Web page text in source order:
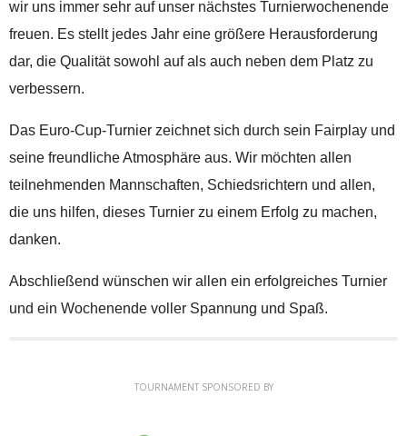
wir uns immer sehr auf unser nächstes Turnierwochenende
freuen. Es stellt jedes Jahr eine größere Herausforderung
dar, die Qualität sowohl auf als auch neben dem Platz zu
verbessern.
Das Euro-Cup-Turnier zeichnet sich durch sein Fairplay und
seine freundliche Atmosphäre aus. Wir möchten allen
teilnehmenden Mannschaften, Schiedsrichtern und allen,
die uns hilfen, dieses Turnier zu einem Erfolg zu machen,
danken.
Abschließend wünschen wir allen ein erfolgreiches Turnier
und ein Wochenende voller Spannung und Spaß.
TOURNAMENT SPONSORED BY